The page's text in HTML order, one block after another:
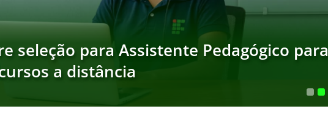
seleção para Assistente Pedagógico para
a distância